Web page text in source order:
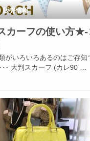
販売情報
カーフの使い方★-
がいろいろあるのはご存知
･･ 大判スカーフ (カレ90 …